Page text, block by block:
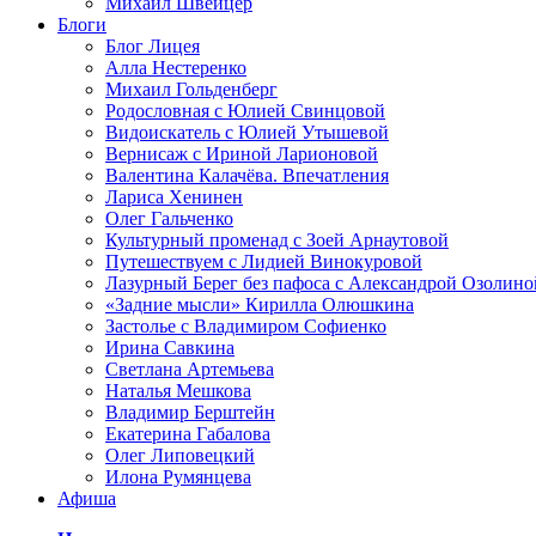
Блоги
Блог Лицея
Алла Нестеренко
Михаил Гольденберг
Родословная с Юлией Свинцовой
Видоискатель с Юлией Утышевой
Вернисаж с Ириной Ларионовой
Валентина Калачёва. Впечатления
Лариса Хенинен
Олег Гальченко
Культурный променад с Зоей Арнаутовой
Путешествуем с Лидией Винокуровой
Лазурный Берег без пафоса с Александрой
«Задние мысли» Кирилла Олюшкина
Застолье с Владимиром Софиенко
Ирина Савкина
Светлана Артемьева
Наталья Мешкова
Владимир Берштейн
Екатерина Габалова
Олег Липовецкий
Илона Румянцева
Афиша